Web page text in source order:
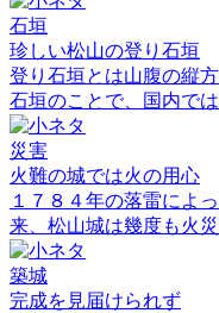
石垣
珍しい松山の登り石垣
登り石垣とは山腹の縦
石垣のことで、国内で
災害
火難の城では火の用心
１７８４年の落雷によ
来、松山城は幾度も火
築城
完成を見届けられず